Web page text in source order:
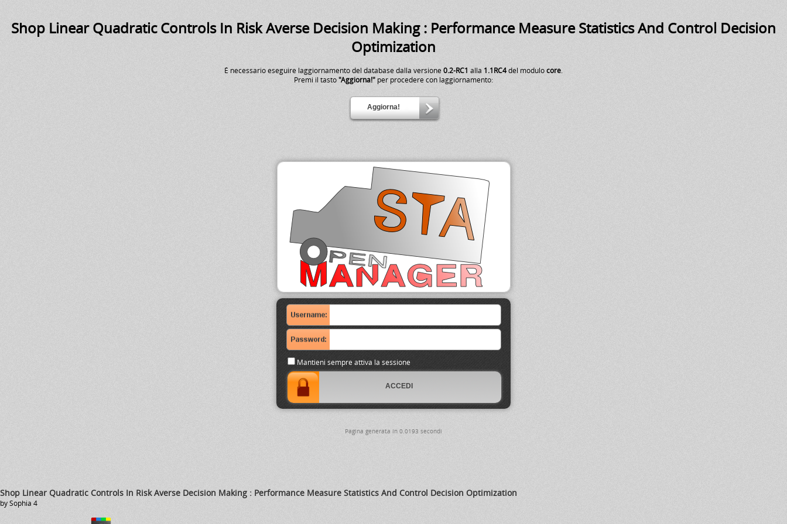
Shop Linear Quadratic Controls In Risk Averse Decision Making : Performance Measure Statistics And Control Decision
Optimization
É necessario eseguire laggiornamento del database dalla versione0.2-RC1 alla 1.1RC4del modulocore
Premi il tasto"Aggiorna!" per procedere con laggiornamento:
Mantieni sempre attiva la sessione
Pagina generata in 0.0193 secondi
Shop Linear Quadratic Controls In Risk Averse Decision Making : Performance Measure Statistics And Control Decision Optimization
bySophia 4